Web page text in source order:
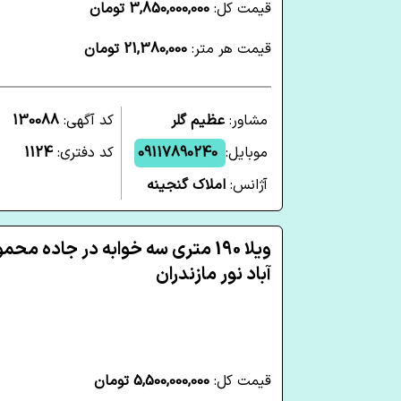
قیمت کل: 3,850,000,000 تومان
قیمت هر متر: 21,380,000 تومان
مشاور: عظیم گلر
موبایل: 09117890240
آژانس: املاک گنجینه
کد آگهی: 130088
کد دفتری: 1124
ویلا 190 متری سه خوابه در جاده
آباد نور مازندران
قیمت کل: 5,500,000,000 تومان